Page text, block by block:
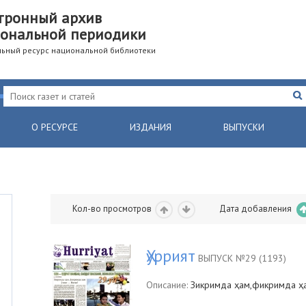
архив
периодики
ресурс национальной библиотеки
О РЕСУРСЕ ИЗДАНИЯ ВЫПУСКИ
Кол-во просмотров Дата добавления
Ҳуррият ВЫПУСК №29 (1193)
Описание: Зикримда ҳам,фикримда